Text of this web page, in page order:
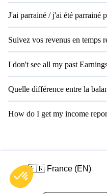
J'ai parrainé / j'ai été parrainé
Suivez vos revenus en temps
I don't see all my past
Quelle différence entre la
How do I get my income